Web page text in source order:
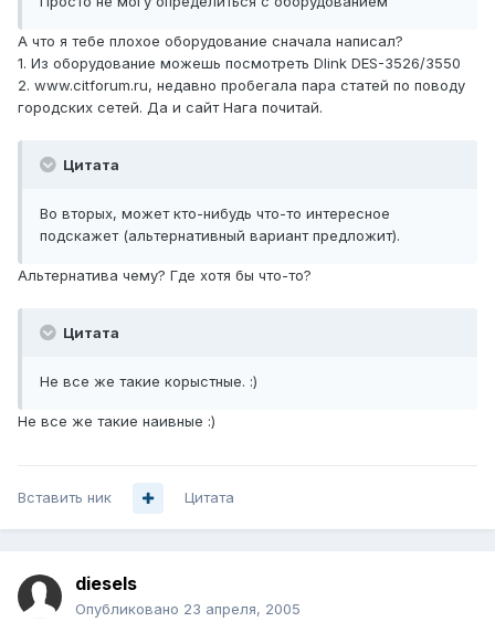
А что я тебе плохое оборудование сначала написал?
1. Из оборудование можешь посмотреть Dlink DES-3526/3550
2. www.citforum.ru, недавно пробегала пара статей по поводу
городских сетей. Да и сайт Нага почитай.
Цитата
Во вторых, может кто-нибудь что-то интересное
подскажет (альтернативный вариант предложит).
Альтернатива чему? Где хотя бы что-то?
Цитата
Не все же такие корыстные. :)
Не все же такие наивные :)
Вставить ник Цитата
diesels
Опубликовано 23 апреля, 2005